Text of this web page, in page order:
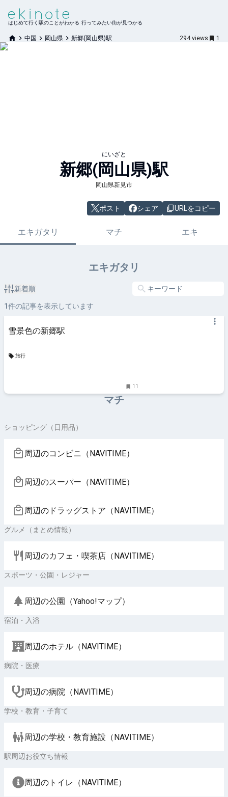
はじめて行く駅のことがわかる 行ってみたい街が見つかる
中国 岡山県 新郷(岡山県)駅 294 views 1
にいざと
新郷(岡山県)駅
岡山県新見市
ポスト シェア URLをコピー
エキガタリ マチ エキ
エキガタリ
新着順
1件の記事を表示しています
雪景色の新郷駅
旅行
11
マチ
ショッピング（日用品）
周辺のコンビニ（NAVITIME）
周辺のスーパー（NAVITIME）
周辺のドラッグストア（NAVITIME）
グルメ（まとめ情報）
周辺のカフェ・喫茶店（NAVITIME）
スポーツ・公園・レジャー
周辺の公園（Yahoo!マップ）
宿泊・入浴
周辺のホテル（NAVITIME）
病院・医療
周辺の病院（NAVITIME）
学校・教育・子育て
周辺の学校・教育施設（NAVITIME）
駅周辺お役立ち情報
周辺のトイレ（NAVITIME）